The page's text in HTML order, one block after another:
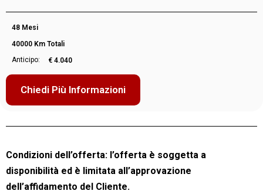
48 Mesi
40000 Km Totali
Anticipo:
€ 4.040
Chiedi Più Informazioni
Condizioni dell’offerta: l’offerta è soggetta a
disponibilità ed è limitata all’approvazione
dell’affidamento del Cliente.